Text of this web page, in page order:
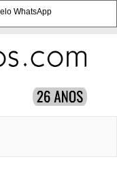
WhatsApp